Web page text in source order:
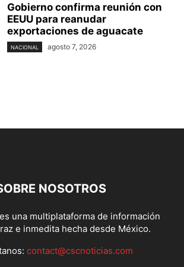
Gobierno confirma reunión con
EEUU para reanudar
exportaciones de aguacate
NACIONAL agosto 7, 2026
NOSOTROS
una multiplataforma de información
e inmedita hecha desde México.
contact@cscnoticias.com